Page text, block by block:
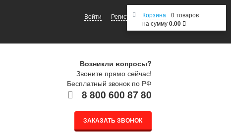
Войти Регистрация
Возникли вопросы?
Звоните прямо сейчас!
Бесплатный звонок по РФ
8 800 600 87 80
ЗАКАЗАТЬ ЗВОНОК
Корзина
0 товаров
на сумму0.00